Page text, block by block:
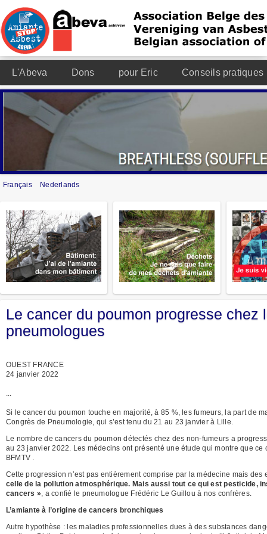
L'Abeva Dons pour Eric Conseils pratiques
Français Nederlands
Le cancer du poumon progresse chez
pneumologues
OUEST FRANCE
24 janvier 2022
Si le cancer du poumon touche en majorité, à 85 %, les fumeurs, la part de
Congrès de Pneumologie, qui s’est tenu du 21 au 23 janvier à Lille.
Le nombre de cancers du poumon détectés chez des non-fumeurs a
au 23 janvier 2022. Les médecins ont présenté une étude qui montre que
BFMTV .
Cette progression n’est pas entièrement comprise par la médecine mais
celle de la pollution atmosphérique. Mais aussi tout ce qui est pesticide,
cancers » , a confié le pneumologue Frédéric Le Guillou à nos confrères.
L’amiante à l’origine de cancers bronchiques
Autre hypothèse : les maladies professionnelles dues à des substances